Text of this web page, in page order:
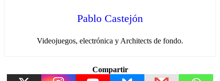
Pablo Castejón
Videojuegos, electrónica y Architects de fondo.
Compartir